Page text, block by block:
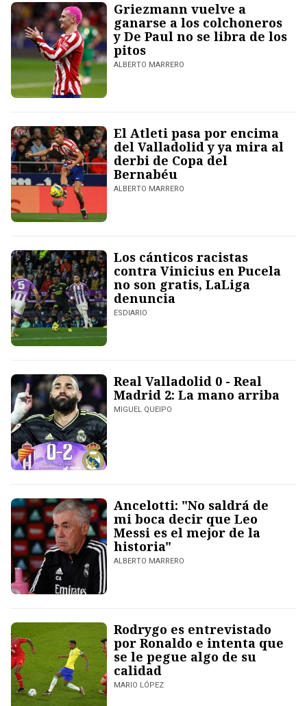
Griezmann vuelve a
ganarse a los colchoneros
y De Paul no se libra de los
pitos
ALBERTO MARRERO
El Atleti pasa por encima
del Valladolid y ya mira al
derbi de Copa del
Bernabéu
ALBERTO MARRERO
Los cánticos racistas
contra Vinicius en Pucela
no son gratis, LaLiga
denuncia
ESDIARIO
Real Valladolid 0 - Real
Madrid 2: La mano arriba
MIGUEL QUEIPO
Ancelotti: "No saldrá de
mi boca decir que Leo
Messi es el mejor de la
historia"
ALBERTO MARRERO
Rodrygo es entrevistado
por Ronaldo e intenta que
se le pegue algo de su
calidad
MARIO LÓPEZ